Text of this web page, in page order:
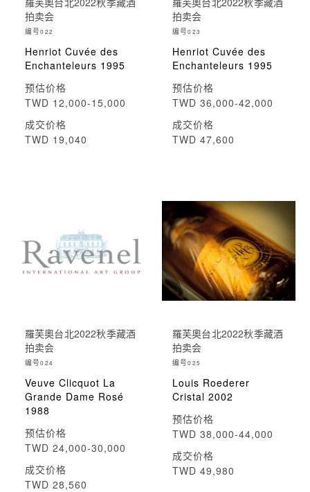
拍卖会
编号022
Henriot Cuvée des
Enchanteleurs 1995
预估价格
TWD 12,000-15,000
成交价格
TWD 19,040
拍卖会
编号023
Henriot Cuvée des
Enchanteleurs 1995
预估价格
TWD 36,000-42,000
成交价格
TWD 47,600
羅芙奧台北2022秋季藏酒
拍卖会
编号024
Veuve Clicquot La
Grande Dame Rosé
1988
预估价格
TWD 24,000-30,000
成交价格
TWD 28,560
羅芙奧台北2022秋季藏酒
拍卖会
编号025
Louis Roederer
Cristal 2002
预估价格
TWD 38,000-44,000
成交价格
TWD 49,980